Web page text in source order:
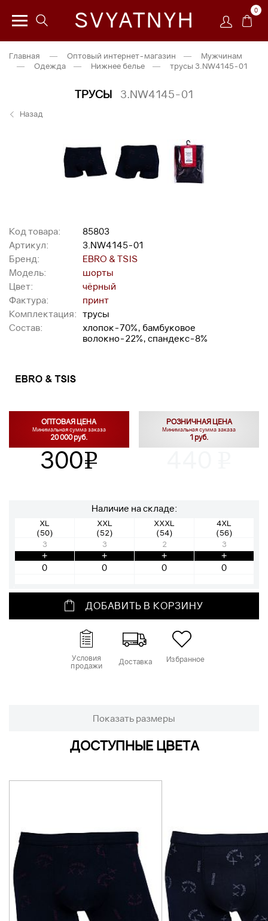
SVYATNYH 0
Главная — Оптовый интернет-магазин —
Мужчинам
—
Одежда — Нижнее белье — трусы 3.NW4145-01
ТРУСЫ 3.NW4145-01
Назад
Код товара:
85803
Артикул:
3.NW4145-01
Бренд:
EBRO & TSIS
Модель:
шорты
Цвет:
чёрный
Фактура:
принт
Комплектация:
трусы
Состав:
хлопок-70%, бамбуковое
волокно-22%, спандекс-8%
ОПТОВАЯ ЦЕНА
Минимальная сумма заказа
20 000 руб.
300v
РОЗНИЧНАЯ ЦЕНА
Минимальная сумма заказа
1 руб.
Наличие на складе:
XL
(50)
XXL
(52)
XXXL
(54)
4XL
(56)
3
+
3
+
2
+
3
+
ДОБАВИТЬ В КОРЗИНУ
Условия
продажи Доставка Избранное
Показать размеры
ДОСТУПНЫЕ ЦВЕТА